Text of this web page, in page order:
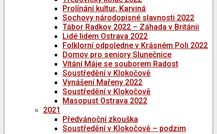
Prolínání kultur, Karviná
Sochovy národopisné slavnosti 2022
Tábor Radkov 2022 – Záhada v Británii
Lidé lidem Ostrava 2022
Folklorní odpoledne v Krásném Poli 2022
Domov pro seniory Slunečnice
Vítání Máje se souborem Radost
Soustředění v Klokočově
Vynášení Mařeny 2022
Soustředění v Klokočově
Masopust Ostrava 2022
2021
Předvánoční zkouška
Soustředění v Klokočově – podzim